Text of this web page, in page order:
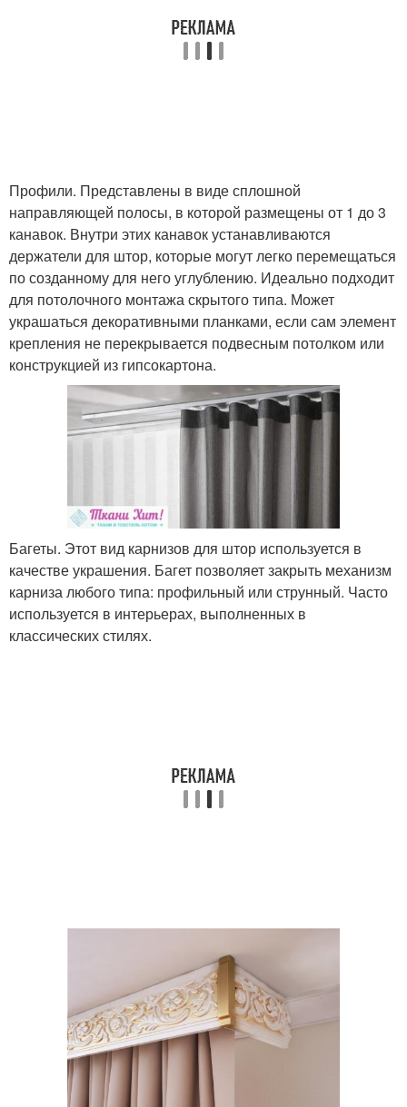
Профили. Представлены в виде сплошной
направляющей полосы, в которой размещены от 1 до 3
канавок. Внутри этих канавок устанавливаются
держатели для штор, которые могут легко перемещаться
по созданному для него углублению. Идеально подходит
для потолочного монтажа скрытого типа. Может
украшаться декоративными планками, если сам элемент
крепления не перекрывается подвесным потолком или
конструкцией из гипсокартона.
Багеты. Этот вид карнизов для штор используется в
качестве украшения. Багет позволяет закрыть механизм
карниза любого типа: профильный или струнный. Часто
используется в интерьерах, выполненных в
классических стилях.